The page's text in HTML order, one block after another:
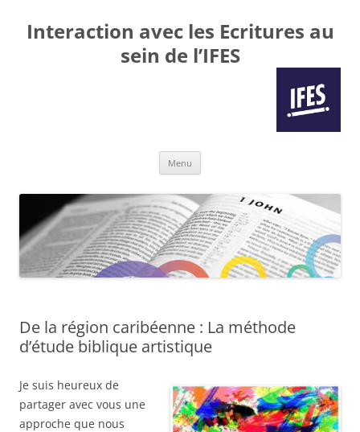
Interaction avec les Ecritures au
sein de l’IFES
Menu
De la région caribéenne : La méthode
d’étude biblique artistique
Je suis heureux de
partager avec vous une
approche que nous